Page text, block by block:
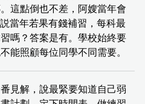
這點倒也不差，阿嫂當年會
當年若果有錢補習，每科最
嗎？答案是有。學校始終要
能照顧每位同學不同需要。
見解，說最緊要知道自己弱